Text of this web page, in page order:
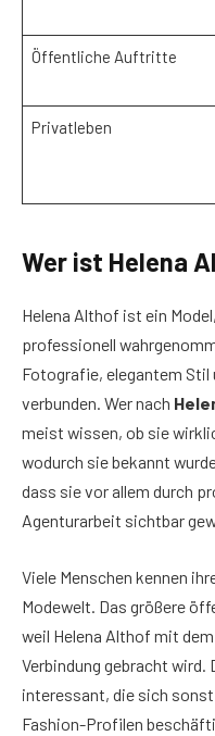
Öffentliche Auftritte
Privatleben
Wer ist Helena
Helena Althof ist ein
professionell
Fotografie, elegantem
verbunden. Wer nach
meist wissen, ob sie
wodurch sie bekannt
dass sie vor allem durch
Agenturarbeit sichtbar
Viele Menschen kennen
Modewelt. Das größere
weil Helena Althof mit
Verbindung gebracht wird.
interessant, die sich
Fashion-Profilen